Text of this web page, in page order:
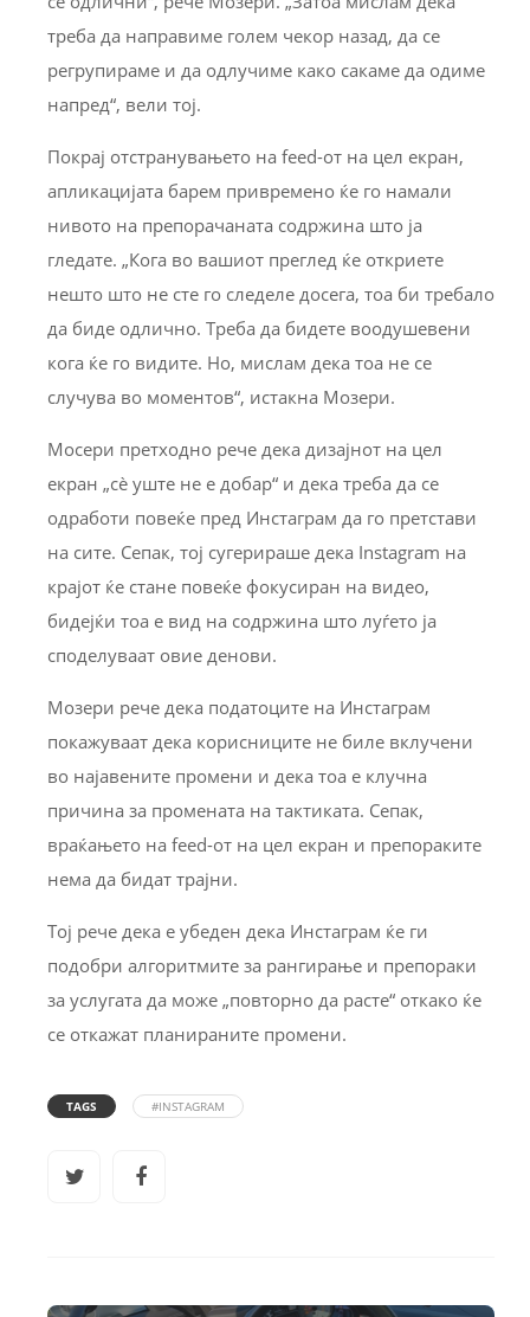
треба да направиме голем чекор назад, да се
регрупираме и да одлучиме како сакаме да одиме
напред“, вели тој.
Покрај отстранувањето на feed-от на цел екран,
апликацијата барем привремено ќе го намали
нивото на препорачаната содржина што ја
гледате. „Кога во вашиот преглед ќе откриете
нешто што не сте го следеле досега, тоа би требало
да биде одлично. Треба да бидете воодушевени
кога ќе го видите. Но, мислам дека тоа не се
случува во моментов“, истакна Мозери.
Мосери претходно рече дека дизајнот на цел
екран „сè уште не е добар“ и дека треба да се
одработи повеќе пред Инстаграм да го претстави
на сите. Сепак, тој сугерираше дека Instagram на
крајот ќе стане повеќе фокусиран на видео,
бидејќи тоа е вид на содржина што луѓето ја
споделуваат овие денови.
Мозери рече дека податоците на Инстаграм
покажуваат дека корисниците не биле вклучени
во најавените промени и дека тоа е клучна
причина за промената на тактиката. Сепак,
враќањето на feed-от на цел екран и препораките
нема да бидат трајни.
Тој рече дека е убеден дека Инстаграм ќе ги
подобри алгоритмите за рангирање и препораки
за услугата да може „повторно да расте“ откако ќе
се откажат планираните промени.
TAGS #INSTAGRAM